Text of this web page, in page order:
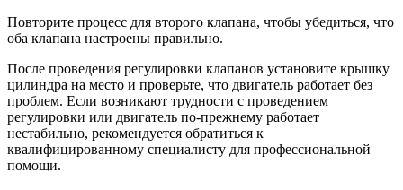
Повторите процесс для второго клапана, чтобы убедиться, что
оба клапана настроены правильно.
После проведения регулировки клапанов установите крышку
цилиндра на место и проверьте, что двигатель работает без
проблем. Если возникают трудности с проведением
регулировки или двигатель по-прежнему работает
нестабильно, рекомендуется обратиться к
квалифицированному специалисту для профессиональной
помощи.